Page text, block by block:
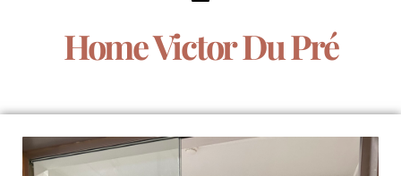
Home Victor Du Pré